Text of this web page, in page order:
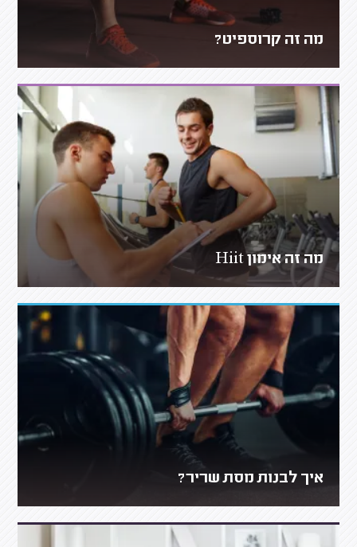
מה זה קרוספיט?
מה זה אימון Hiit
איך לבנות מסת שריר?